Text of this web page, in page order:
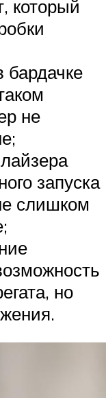
который
бардачке
не
запуска
слишком
но